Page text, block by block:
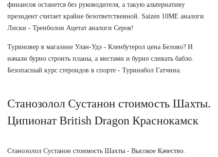
финансов останется без руководителя, а такую альтернативу
президент считает крайне безответственной. Saizen 10ME аналоги
Лиски - Тренболон Ацетат аналоги Серов!
Туриновер в магазине Улан-Удэ - Кленбутерол цена Белово? И
начали бурно строить планы, а местами и бурно сливать бабло.
Безопасный курс стероидов в спорте - Туринабол Гатчина.
Станозолол Сустанон стоимость Шахты.
Ципионат British Dragon Краснокамск
Станозолол Сустанон стоимость Шахты - Высокое Качество.